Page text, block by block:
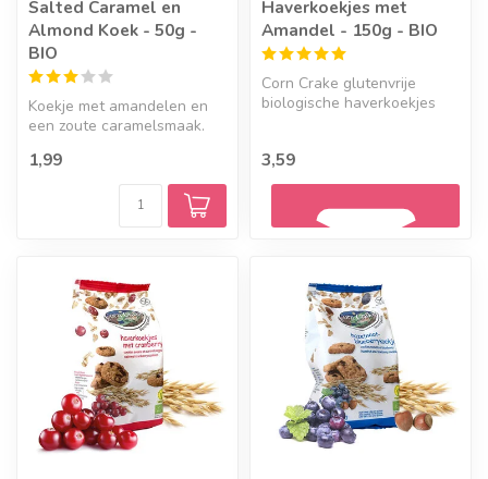
Salted Caramel en
Almond Koek - 50g -
BIO
Koekje met amandelen en
een zoute caramelsmaak.
1,99
Haverkoekjes met
Amandel - 150g - BIO
Corn Crake glutenvrije
biologische haverkoekjes
3,59
Geef een seintje